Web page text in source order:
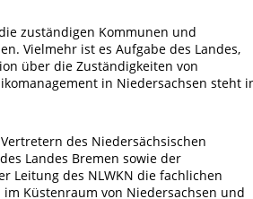
zuständigen Kommunen und
Vielmehr ist es Aufgabe des Landes,
über die Zuständigkeiten von
in Niedersachsen steht
des Niedersächsischen
Landes Bremen sowie der
Leitung des NLWKN die fachlichen
Küstenraum von Niedersachsen und